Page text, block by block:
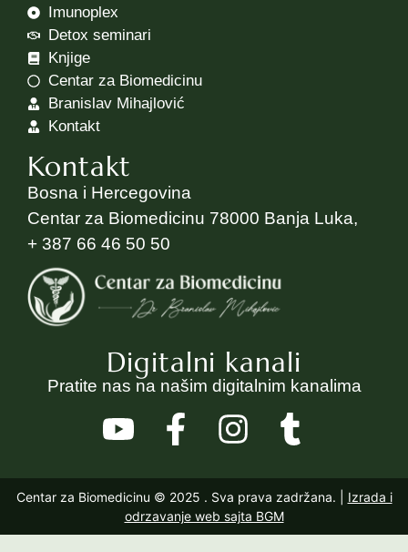
Imunoplex
Detox seminari
Knjige
Centar za Biomedicinu
Branislav Mihajlović
Kontakt
Kontakt
Bosna i Hercegovina
Centar za Biomedicinu 78000 Banja Luka,
+ 387 66 46 50 50
Digitalni kanali
Pratite nas na našim digitalnim kanalima
Centar za Biomedicinu © 2025 . Sva prava zadržana. | Izrada i
odrzavanje web sajta BGM